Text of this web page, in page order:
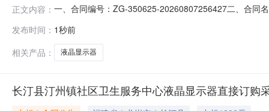
正文内容： 一、合同编号：ZG-350625-20260807256427二、合同
州市起点电子工程有限公司地址：福建省漳州市长泰区
发布时间： 1秒前
相关产品：
液晶显示器
长汀县汀州镇社区卫生服务中心液晶显示器直接订购